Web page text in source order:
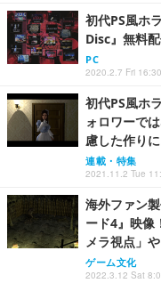
初代PS風ホ
Disc』無料
PC
2020.2.7 Fri 16:30
初代PS風ホ
ォロワーで
慮した作り
連載・特集
2021.11.2 Tue
海外ファン
ード4』映像
メラ視点」
ゲーム文化
2022.3.12 Sat